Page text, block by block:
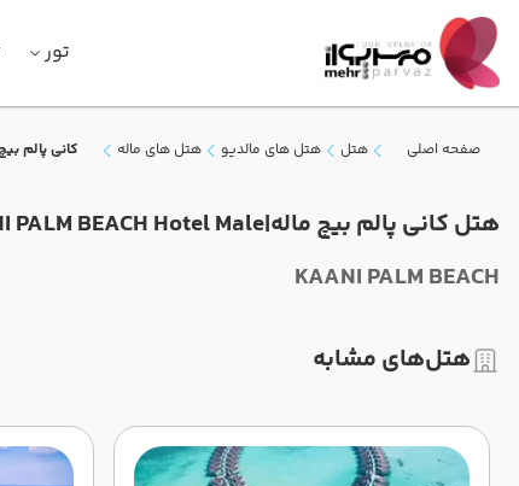
تور
صفحه اصلی هتل هتل های مالدیو هتل های ماله کانی پالم
هتل کانی پالم بیچ ماله|KAANI PALM BEACH Hotel Male
KAANI PALM BEACH
هتل‌های مشابه